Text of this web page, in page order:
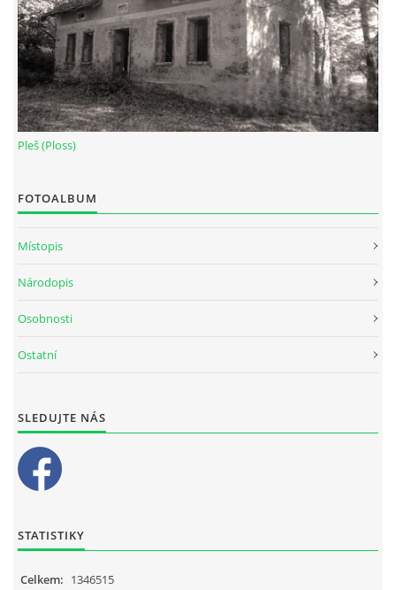
--------------------------------------------------------------
Tento projekt je realizován za finanční podpory
města Domažlice.
© 2026 eStránky.cz |Aktualizováno: 17. 7. 2026|Nahoru ↑
Pleš (Ploss)
FOTOALBUM
Místopis
Národopis
Osobnosti
Ostatní
SLEDUJTE NÁS
STATISTIKY
Celkem: 1346515